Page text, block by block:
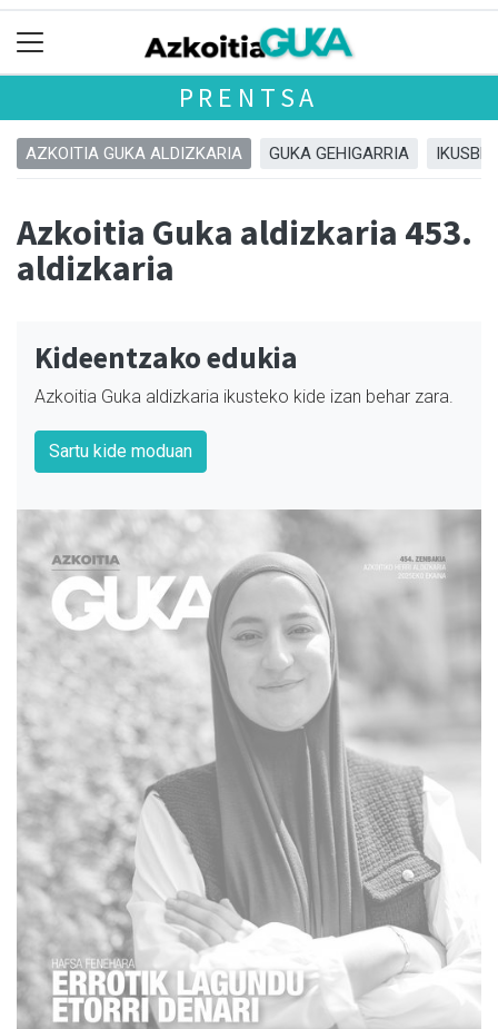
PRENTSA
AZKOITIA GUKA ALDIZKARIA GUKA GEHIGARRIA
Azkoitia Guka aldizkaria 453.
aldizkaria
Kideentzako edukia
Azkoitia Guka aldizkaria ikusteko kide izan behar zara.
Sartu kide moduan